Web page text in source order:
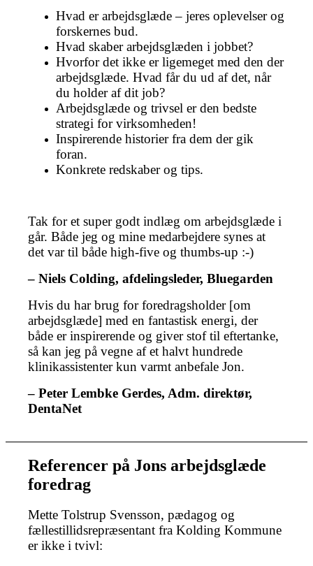
Hvad er arbejdsglæde – jeres oplevelser og
forskernes bud.
Hvad skaber arbejdsglæden i jobbet?
Hvorfor det ikke er ligemeget med den der
arbejdsglæde. Hvad får du ud af det, når
du holder af dit job?
Arbejdsglæde og trivsel er den bedste
strategi for virksomheden!
Inspirerende historier fra dem der gik
foran.
Konkrete redskaber og tips.
Tak for et super godt indlæg om arbejdsglæde i
går. Både jeg og mine medarbejdere synes at
det var til både high-five og thumbs-up :-)
– Niels Colding, afdelingsleder, Bluegarden
Hvis du har brug for foredragsholder [om
arbejdsglæde] med en fantastisk energi, der
både er inspirerende og giver stof til eftertanke,
så kan jeg på vegne af et halvt hundrede
klinikassistenter kun varmt anbefale Jon.
– Peter Lembke Gerdes, Adm. direktør,
DentaNet
Referencer på Jons arbejdsglæde
foredrag
Mette Tolstrup Svensson, pædagog og
fællestillidsrepræsentant fra Kolding Kommune
er ikke i tvivl: